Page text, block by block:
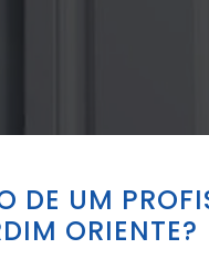
DE UM
ORIENTE?